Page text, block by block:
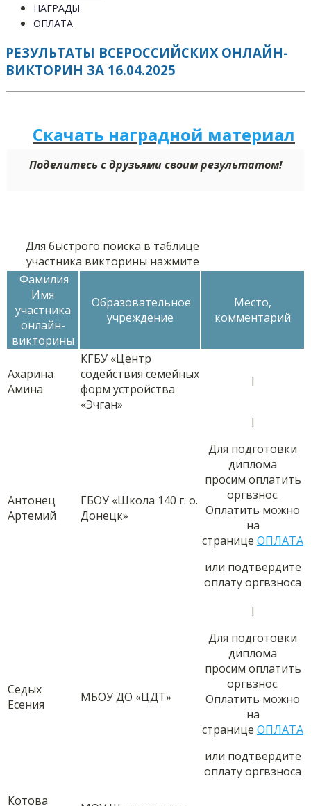
НАГРАДЫ
ОПЛАТА
РЕЗУЛЬТАТЫ ВСЕРОССИЙСКИХ ОНЛАЙН-
ВИКТОРИН ЗА 16.04.2025
Скачать наградной материал
Поделитесь с друзьями своим результатом!
Для быстрого поиска в таблице
участника викторины нажмите
Фамилия
Имя
участника
онлайн-
викторины
Образовательное
учреждение
Место,
комментарий
Ахарина
Амина
КГБУ «Центр
содействия семейных
форм устройства
«Эчган»
I
Антонец
Артемий
ГБОУ «Школа 140 г. о.
Донецк»
I
Для подготовки
диплома
просим оплатить
оргвзнос.
Оплатить можно
на
странице ОПЛАТА
или подтвердите
оплату оргвзноса
Седых
Есения
МБОУ ДО «ЦДТ»
I
Для подготовки
диплома
просим оплатить
оргвзнос.
Оплатить можно
на
странице ОПЛАТА
или подтвердите
оплату оргвзноса
Котова